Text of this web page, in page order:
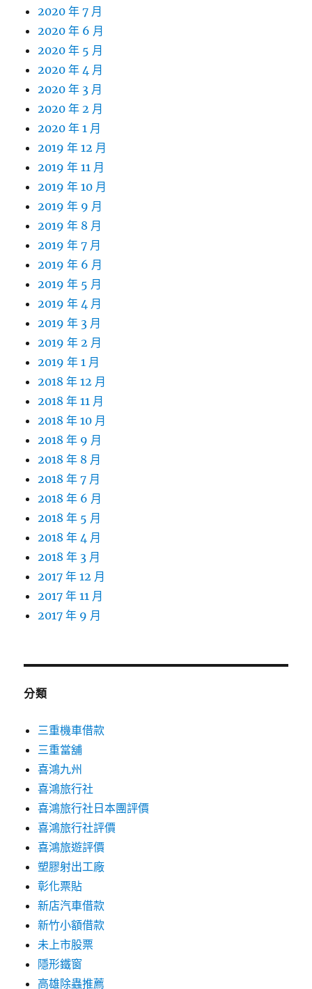
2020 年 7 月
2020 年 6 月
2020 年 5 月
2020 年 4 月
2020 年 3 月
2020 年 2 月
2020 年 1 月
2019 年 12 月
2019 年 11 月
2019 年 10 月
2019 年 9 月
2019 年 8 月
2019 年 7 月
2019 年 6 月
2019 年 5 月
2019 年 4 月
2019 年 3 月
2019 年 2 月
2019 年 1 月
2018 年 12 月
2018 年 11 月
2018 年 10 月
2018 年 9 月
2018 年 8 月
2018 年 7 月
2018 年 6 月
2018 年 5 月
2018 年 4 月
2018 年 3 月
2017 年 12 月
2017 年 11 月
2017 年 9 月
分類
三重機車借款
三重當舖
喜鴻九州
喜鴻旅行社
喜鴻旅行社日本團評價
喜鴻旅行社評價
喜鴻旅遊評價
塑膠射出工廠
彰化票貼
新店汽車借款
新竹小額借款
未上市股票
隱形鐵窗
高雄除蟲推薦